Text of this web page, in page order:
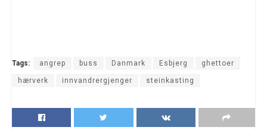
Tags: angrep buss Danmark Esbjerg ghettoer
hærverk innvandrergjenger steinkasting